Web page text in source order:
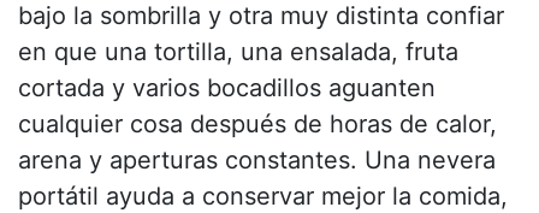
bajo la sombrilla y otra muy distinta confiar
en que una tortilla, una ensalada, fruta
cortada y varios bocadillos aguanten
cualquier cosa después de horas de calor,
arena y aperturas constantes. Una nevera
portátil ayuda a conservar mejor la comida,